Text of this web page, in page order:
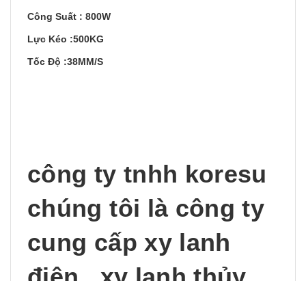
Công Suất : 800W
Lực Kéo :500KG
Tốc Độ :38MM/S
công ty tnhh koresu
chúng tôi là công ty
cung cấp xy lanh